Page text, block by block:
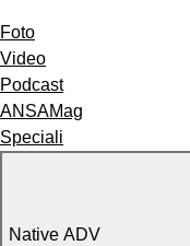
Foto
Video
Podcast
ANSAMag
Speciali
Native ADV